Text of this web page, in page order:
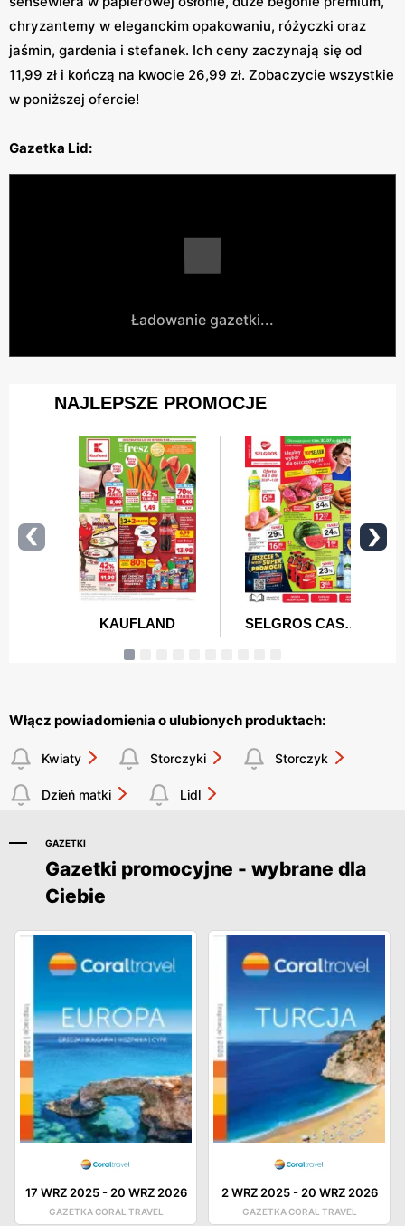
chryzantemy w eleganckim opakowaniu, różyczki oraz
jaśmin, gardenia i stefanek. Ich ceny zaczynają się od
11,99 zł i kończą na kwocie 26,99 zł. Zobaczycie wszystkie
w poniższej ofercie!
Gazetka Lid:
Ładowanie gazetki...
Włącz powiadomienia o ulubionych produktach:
Kwiaty Storczyki Storczyk
Dzień matki Lidl
GAZETKI
Gazetki promocyjne - wybrane dla
Ciebie
17 WRZ 2025- 20 WRZ 2026
GAZETKA CORAL TRAVEL
2 WRZ 2025- 20 WRZ 2026
GAZETKA CORAL TRAVEL